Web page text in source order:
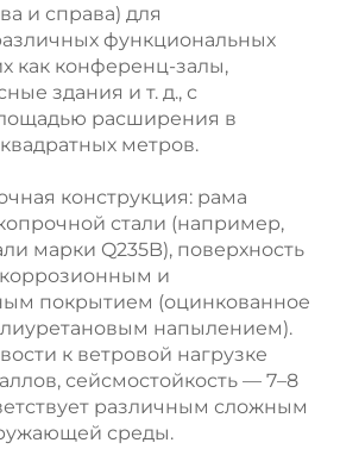
и справа) для
функциональных
как конференц-залы,
здания и т. д., с
расширения в
метров.
конструкция: рама
стали (например,
марки Q235B), поверхность
и
покрытием (оцинкованное
напылением).
к ветровой нагрузке
сейсмостойкость — 7–8
различным сложным
среды.